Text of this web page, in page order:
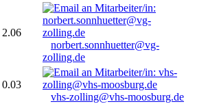
2.06
norbert.sonnhuetter@vg-
zolling.de
0.03
vhs-zolling@vhs-moosburg.de